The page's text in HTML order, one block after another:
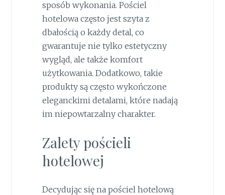
sposób wykonania. Pościel
hotelowa często jest szyta z
dbałością o każdy detal, co
gwarantuje nie tylko estetyczny
wygląd, ale także komfort
użytkowania. Dodatkowo, takie
produkty są często wykończone
eleganckimi detalami, które nadają
im niepowtarzalny charakter.
Zalety pościeli
hotelowej
Decydując się na pościel hotelową